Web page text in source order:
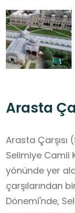
Arasta
Arasta Çarşısı
Selimiye Camii
yönünde yer
çarşılarından
Dönemi'nde,